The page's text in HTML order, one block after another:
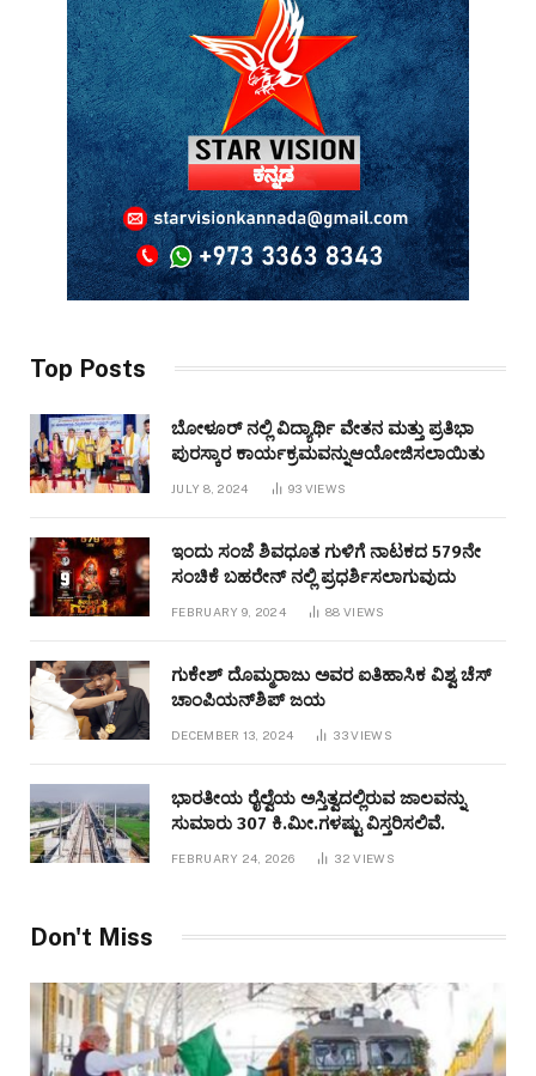
Top Posts
ಬೋಳೂರ್ ನಲ್ಲಿ ವಿದ್ಯಾರ್ಥಿ ವೇತನ ಮತ್ತು ಪ್ರತಿಭಾ
ಪುರಸ್ಕಾರ ಕಾರ್ಯಕ್ರಮವನ್ನುಆಯೋಜಿಸಲಾಯಿತು
JULY 8, 2024 93 VIEWS
ಇಂದು ಸಂಜೆ ಶಿವಧೂತ ಗುಳಿಗೆ ನಾಟಕದ 579ನೇ
ಸಂಚಿಕೆ ಬಹರೇನ್ ನಲ್ಲಿ ಪ್ರಧರ್ಶಿಸಲಾಗುವುದು
FEBRUARY 9, 2024 88VIEWS
ಗುಕೇಶ್ ದೊಮ್ಮರಾಜು ಅವರ ಐತಿಹಾಸಿಕ ವಿಶ್ವ ಚೆಸ್
ಚಾಂಪಿಯನ್‌ಶಿಪ್ ಜಯ
DECEMBER 13, 2024 33VIEWS
ಭಾರತೀಯ ರೈಲ್ವೆಯ ಅಸ್ತಿತ್ವದಲ್ಲಿರುವ ಜಾಲವನ್ನು
ಸುಮಾರು 307 ಕಿ.ಮೀ.ಗಳಷ್ಟು ವಿಸ್ತರಿಸಲಿವೆ.
FEBRUARY 24, 2026 32VIEWS
Don't Miss